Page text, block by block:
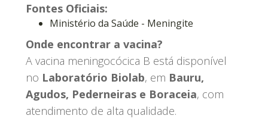
Fontes Oficiais:
Ministério da Saúde - Meningite
Onde encontrar a vacina?
A vacina meningocócica B está disponível
no Laboratório Biolab, em Bauru,
Agudos, Pederneiras e Boraceia, com
atendimento de alta qualidade.